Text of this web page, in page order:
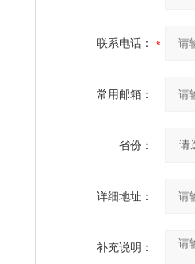
联系电话：
常用邮箱：
省份：
详细地址：
补充说明：